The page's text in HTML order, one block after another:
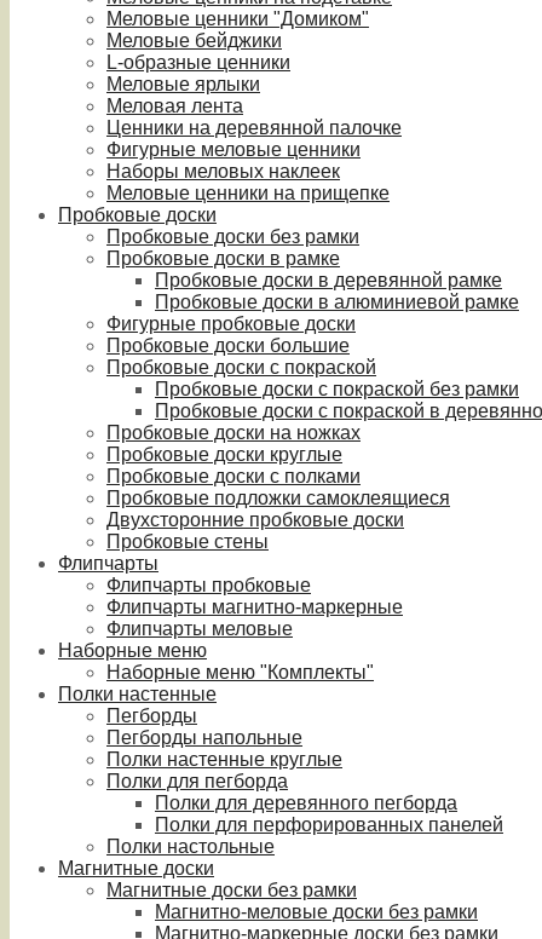
Меловые ценники "Домиком"
Меловые бейджики
L-образные ценники
Меловые ярлыки
Меловая лента
Ценники на деревянной палочке
Фигурные меловые ценники
Наборы меловых наклеек
Меловые ценники на прищепке
Пробковые доски
Пробковые доски без рамки
Пробковые доски в рамке
Пробковые доски в деревянной рамке
Пробковые доски в алюминиевой рамке
Фигурные пробковые доски
Пробковые доски большие
Пробковые доски с покраской
Пробковые доски с покраской без рамки
Пробковые доски с покраской в
Пробковые доски на ножках
Пробковые доски круглые
Пробковые доски с полками
Пробковые подложки самоклеящиеся
Двухсторонние пробковые доски
Пробковые стены
Флипчарты
Флипчарты пробковые
Флипчарты магнитно-маркерные
Флипчарты меловые
Наборные меню
Наборные меню "Комплекты"
Полки настенные
Пегборды
Пегборды напольные
Полки настенные круглые
Полки для пегборда
Полки для деревянного пегборда
Полки для перфорированных панелей
Полки настольные
Магнитные доски
Магнитные доски без рамки
Магнитно-меловые доски без рамки
Магнитно-маркерные доски без рамки